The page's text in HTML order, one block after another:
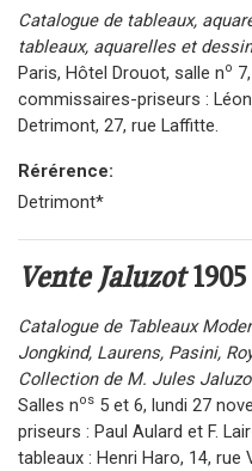
Catalogue de tableaux,
tableaux, aquarelles et
Paris, Hôtel Drouot, salle no
commissaires-priseurs :
Detrimont, 27, rue Laffitte.
Rérérence:
Detrimont*
Vente Jaluzot1905
Catalogue de Tableaux
Jongkind, Laurens, Pasini,
Collection de M. Jules
Salles nos 5 et 6, lundi 27
priseurs : Paul Aulard et F.
tableaux : Henri Haro, 14,